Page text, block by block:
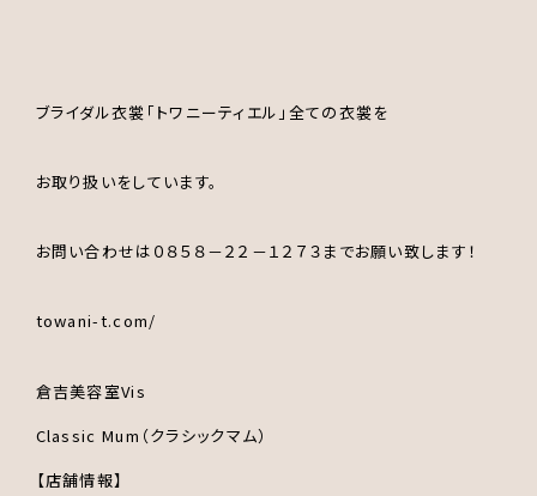
ブライダル衣裳｢トワニーティエル｣全ての衣裳を
お取り扱いをしています。
お問い合わせは０８５８－２２－１２７３までお願い致します！
towani-t.com/
倉吉美容室Vis
Classic Mum（クラシックマム）
【店舗情報】